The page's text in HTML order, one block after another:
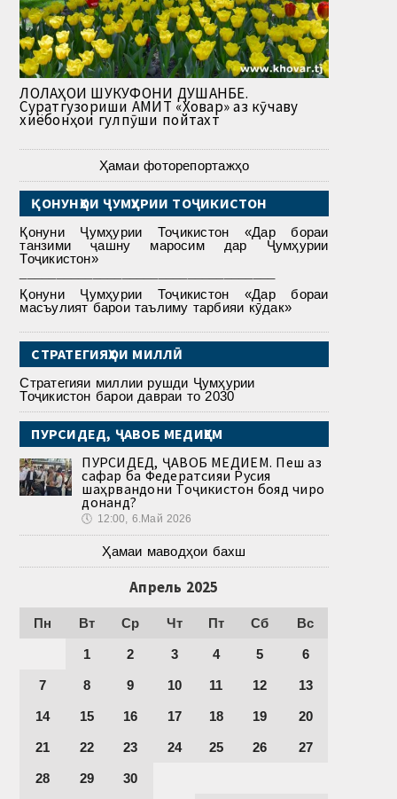
ЛОЛАҲОИ ШУКУФОНИ ДУШАНБЕ.
Суратгузориши АМИТ «Ховар» аз кӯчаву
хиёбонҳои гулпӯши пойтахт
Ҳамаи фоторепортажҳо
ҚОНУНҲОИ ҶУМҲУРИИ ТОҶИКИСТОН
Қонуни Ҷумҳурии Тоҷикистон «Дар бораи
танзими ҷашну маросим дар Ҷумҳурии
Тоҷикистон»
Қонуни Ҷумҳурии Тоҷикистон «Дар бораи
масъулият барои таълиму тарбияи кӯдак»
СТРАТЕГИЯҲОИ МИЛЛӢ
Стратегияи миллии рушди Ҷумҳурии
Тоҷикистон барои давраи то 2030
ПУРСИДЕД, ҶАВОБ МЕДИҲЕМ
ПУРСИДЕД, ҶАВОБ МЕДИҲЕМ. Пеш аз
сафар ба Федератсияи Русия
шаҳрвандони Тоҷикистон бояд чиро
донанд?
🕔 12:00, 6.Май 2026
Ҳамаи маводҳои бахш
Апрель 2025
Пн Вт Ср Чт Пт Сб Вс
1 2 3 4 5 6
7 8 9 10 11 12 13
14 15 16 17 18 19 20
21 22 23 24 25 26 27
28 29 30